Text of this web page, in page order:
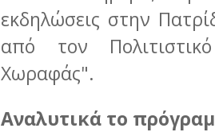
εκδηλώσεις στην
από τον
Χωραφάς".
Αναλυτικά το